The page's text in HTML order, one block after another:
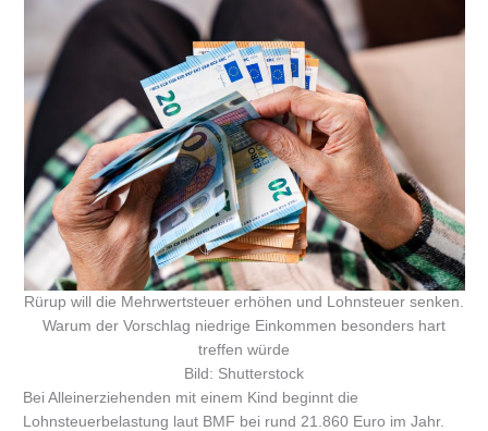
Rürup will die Mehrwertsteuer erhöhen und Lohnsteuer senken.
Warum der Vorschlag niedrige Einkommen besonders hart
treffen würde
Bild: Shutterstock
Bei Alleinerziehenden mit einem Kind beginnt die
Lohnsteuerbelastung laut BMF bei rund 21.860 Euro im Jahr.